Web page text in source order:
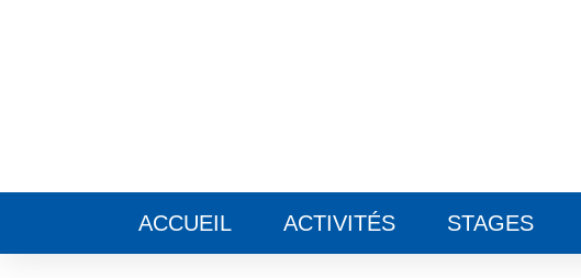
ACCUEIL ACTIVITÉS STAGES